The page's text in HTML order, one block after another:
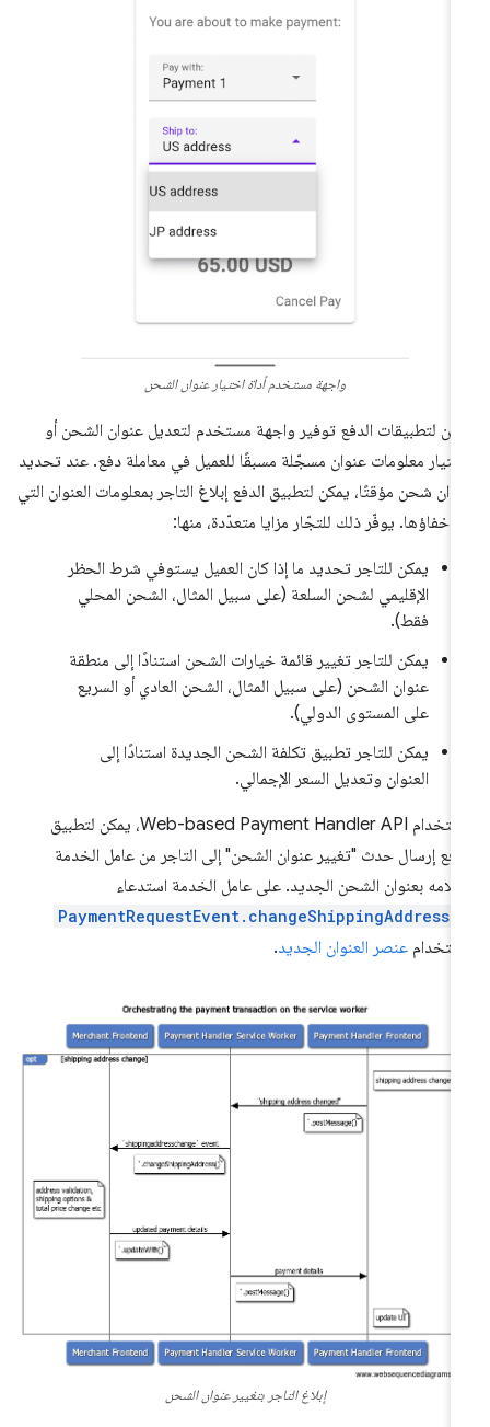
واجهة مستخدم أداة اختيار عنوان الشحن
لتطبيقات الدفع توفير واجهة مستخدم لتعديل عنوان الشحن أو
معلومات عنوان مسجّلة مسبقًا للعميل في معاملة دفع. عند تحديد
شحن مؤقتًا، يمكن لتطبيق الدفع إبلاغ التاجر بمعلومات العنوان التي
إخفاؤها. يوفّر ذلك للتجّار مزايا متعدّدة، منها:
يمكن للتاجر تحديد ما إذا كان العميل يستوفي شرط الحظر
الإقليمي لشحن السلعة (على سبيل المثال، الشحن المحلي
فقط).
يمكن للتاجر تغيير قائمة خيارات الشحن استنادًا إلى منطقة
عنوان الشحن (على سبيل المثال، الشحن العادي أو السريع
على المستوى الدولي).
يمكن للتاجر تطبيق تكلفة الشحن الجديدة استنادًا إلى
العنوان وتعديل السعر الإجمالي.
باستخدام Web-based Payment Handler API، يمكن لتطبيق
إرسال حدث "تغيير عنوان الشحن" إلى التاجر من عامل الخدمة
بعنوان الشحن الجديد. على عامل الخدمة استدعاء
عنصر العنوان الجديد.
إبلاغ التاجر بتغيير عنوان الشحن